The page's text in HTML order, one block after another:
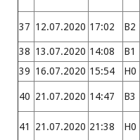
37 12.07.2020 17:02 B2
38 13.07.2020 14:08 B1
39 16.07.2020 15:54 H0
40 21.07.2020 14:47 B3
41 21.07.2020 21:38 H0